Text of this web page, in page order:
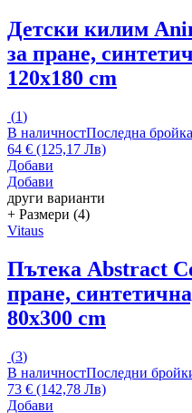
Детски килим
за пране,
120x180 cm
(1)
В наличностПоследна бройка
64 € (125,17 Лв)
Добави
Добави
други варианти
+ Размери (4)
Vitaus
Пътека Abstract
пране,
80x300 cm
(3)
В наличностПоследни
73 € (142,78 Лв)
Добави